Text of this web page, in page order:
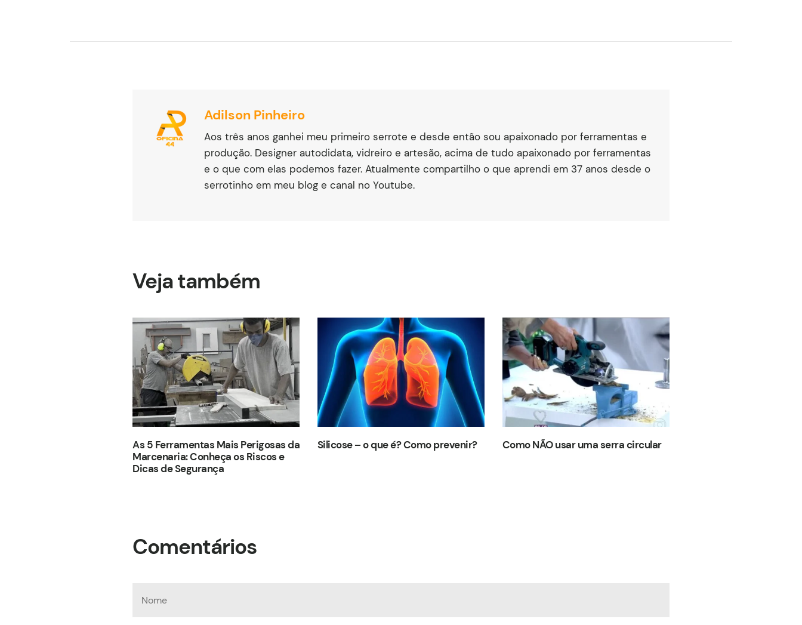
Adilson Pinheiro
Aos três anos ganhei meu primeiro serrote e desde então sou apaixonado por ferramentas e
produção. Designer autodidata, vidreiro e artesão, acima de tudo apaixonado por ferramentas
e o que com elas podemos fazer. Atualmente compartilho o que aprendi em 37 anos desde o
serrotinho em meu blog e canal no Youtube.
Veja também
As 5 Ferramentas Mais Perigosas da
Marcenaria: Conheça os Riscos e
Dicas de Segurança
Silicose – o que é? Como prevenir? Como NÃO usar uma serra circular
Comentários